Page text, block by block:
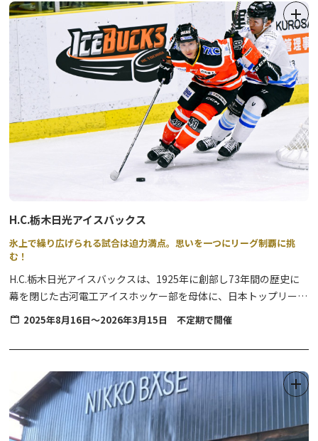
H.C.栃木日光アイスバックス
氷上で繰り広げられる試合は迫力満点。思いを一つにリーグ制覇に挑
む！
H.C.栃木日光アイスバックスは、1925年に創部し73年間の歴史に
幕を閉じた古河電工アイスホッケー部を母体に、日本トップリーグ
史上初の市民クラブチームとして1999年に誕生しました。
ポーツの相対的マイナー化といった逆風にさらされても、なお強く
ロフェッショナルクラブとして国内外のファンやクラブ会員、スポ
ンサーの支援により活動しています。
【2025-2026 アジアリーグアイスホッケー 日光ホームゲーム ス
2025年8月16日～2026年3月15日 不定期で開催